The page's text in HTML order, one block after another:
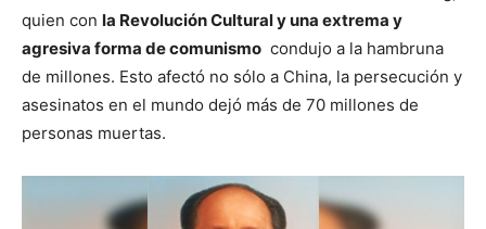
quien con la Revolución Cultural y una extrema y
agresiva forma de comunismo condujo a la hambruna
de millones. Esto afectó no sólo a China, la persecución y
asesinatos en el mundo dejó más de 70 millones de
personas muertas.